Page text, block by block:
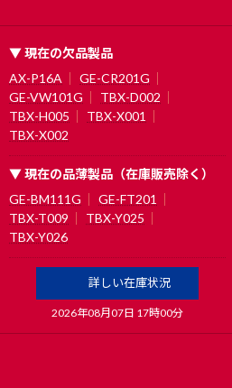
▼ 現在の欠品製品
AX-P16A
GE-CR201G
GE-VW101G
TBX-D002
TBX-H005
TBX-X001
TBX-X002
▼ 現在の品薄製品（在庫販売除く）
GE-BM111G
GE-FT201
TBX-T009
TBX-Y025
TBX-Y026
詳しい在庫状況
2026年08月07日 17時00分